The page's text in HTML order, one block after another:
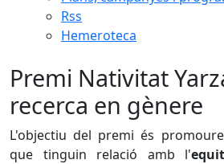
Rss
Hemeroteca
Premi Nativitat
recerca en gènere
L'objectiu del premi és
que tinguin relació amb l'